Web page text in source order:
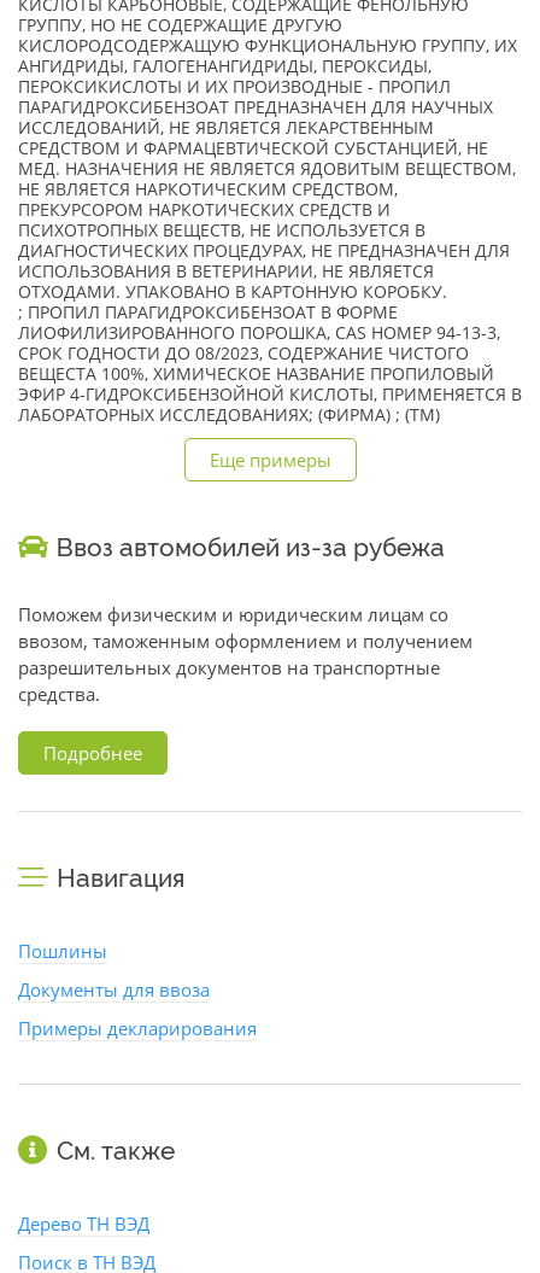
КИСЛОТЫ КАРБОНОВЫЕ, СОДЕРЖАЩИЕ ФЕНОЛЬНУЮ
ГРУППУ, НО НЕ СОДЕРЖАЩИЕ ДРУГУЮ
КИСЛОРОДСОДЕРЖАЩУЮ ФУНКЦИОНАЛЬНУЮ ГРУППУ, ИХ
АНГИДРИДЫ, ГАЛОГЕНАНГИДРИДЫ, ПЕРОКСИДЫ,
ПЕРОКСИКИСЛОТЫ И ИХ ПРОИЗВОДНЫЕ - ПРОПИЛ
ПАРАГИДРОКСИБЕНЗОАТ ПРЕДНАЗНАЧЕН ДЛЯ НАУЧНЫХ
ИССЛЕДОВАНИЙ, НЕ ЯВЛЯЕТСЯ ЛЕКАРСТВЕННЫМ
СРЕДСТВОМ И ФАРМАЦЕВТИЧЕСКОЙ СУБСТАНЦИЕЙ, НЕ
МЕД. НАЗНАЧЕНИЯ НЕ ЯВЛЯЕТСЯ ЯДОВИТЫМ ВЕЩЕСТВОМ,
НЕ ЯВЛЯЕТСЯ НАРКОТИЧЕСКИМ СРЕДСТВОМ,
ПРЕКУРСОРОМ НАРКОТИЧЕСКИХ СРЕДСТВ И
ПСИХОТРОПНЫХ ВЕЩЕСТВ, НЕ ИСПОЛЬЗУЕТСЯ В
ДИАГНОСТИЧЕСКИХ ПРОЦЕДУРАХ, НЕ ПРЕДНАЗНАЧЕН ДЛЯ
ИСПОЛЬЗОВАНИЯ В ВЕТЕРИНАРИИ, НЕ ЯВЛЯЕТСЯ
ОТХОДАМИ. УПАКОВАНО В КАРТОННУЮ КОРОБКУ.
; ПРОПИЛ ПАРАГИДРОКСИБЕНЗОАТ В ФОРМЕ
ЛИОФИЛИЗИРОВАННОГО ПОРОШКА, CAS НОМЕР 94-13-3,
СРОК ГОДНОСТИ ДО 08/2023, СОДЕРЖАНИЕ ЧИСТОГО
ВЕЩЕСТА 100%, ХИМИЧЕСКОЕ НАЗВАНИЕ ПРОПИЛОВЫЙ
ЭФИР 4-ГИДРОКСИБЕНЗОЙНОЙ КИСЛОТЫ, ПРИМЕНЯЕТСЯ В
ЛАБОРАТОРНЫХ ИССЛЕДОВАНИЯХ; (ФИРМА) ; (TM)
Еще примеры
Ввоз автомобилей из-за рубежа
Поможем физическим и юридическим лицам со
ввозом, таможенным оформлением и получением
разрешительных документов на транспортные
средства.
Подробнее
Навигация
Пошлины
Документы для ввоза
Примеры декларирования
См. также
Дерево ТН ВЭД
Поиск в ТН ВЭД